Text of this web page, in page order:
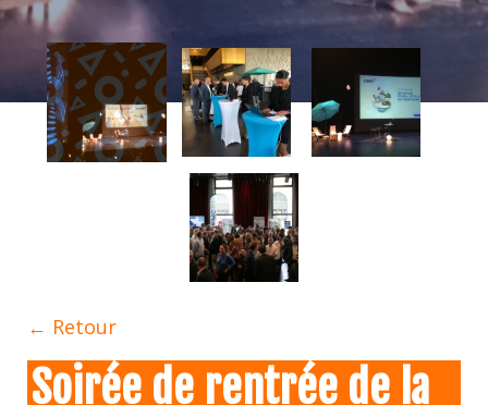
← Retour
Soirée de rentrée de la